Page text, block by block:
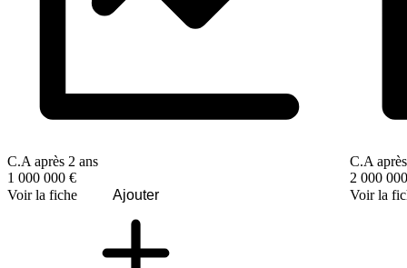
C.A après 2 ans
1 000 000 €
Voir la fiche
Ajouter
C.A
2 000
Voir la